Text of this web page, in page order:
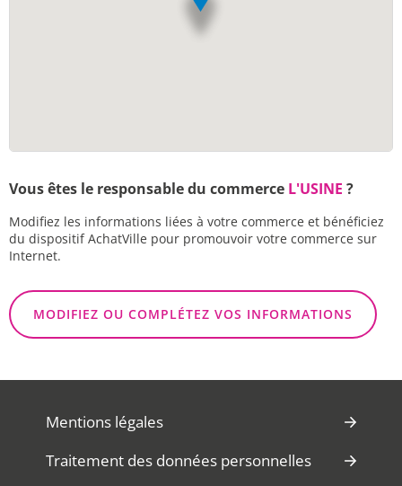
Vous êtes le responsable du commerce L'USINE ?
Modifiez les informations liées à votre commerce et bénéficiez
du dispositif AchatVille pour promouvoir votre commerce sur
Internet.
MODIFIEZ OU COMPLÉTEZ VOS INFORMATIONS
Mentions légales
Traitement des données personnelles